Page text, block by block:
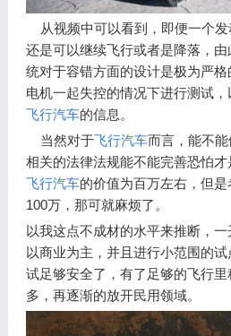
从视频中可以看到，即便一个
还是可以继续飞行或者是降落，
统对于容错方面的设计是极为严
电机一起失控的情况下进行测试
飞行汽车的信息。
当然对于飞行汽车而言，能不能
相关的法律法规能不能完善恐怕
飞行汽车的价值为百万左右，但是
100万，那可就麻烦了。
以我这点不成材的水平来推断，一
以商业为主，并且进行小范围的
试足够安全了，有了足够的飞行
多，再逐渐的放开民用领域。